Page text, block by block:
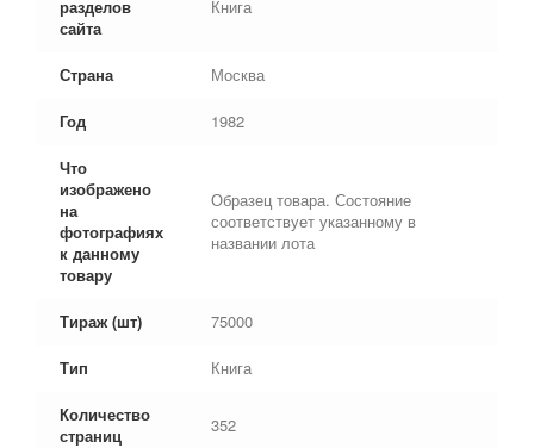
разделов
сайта
Книга
Страна Москва
Год 1982
Что
изображено
на
фотографиях
к данному
товару
Образец товара. Состояние
соответствует указанному в
названии лота
Тираж (шт) 75000
Тип Книга
Количество
страниц
352